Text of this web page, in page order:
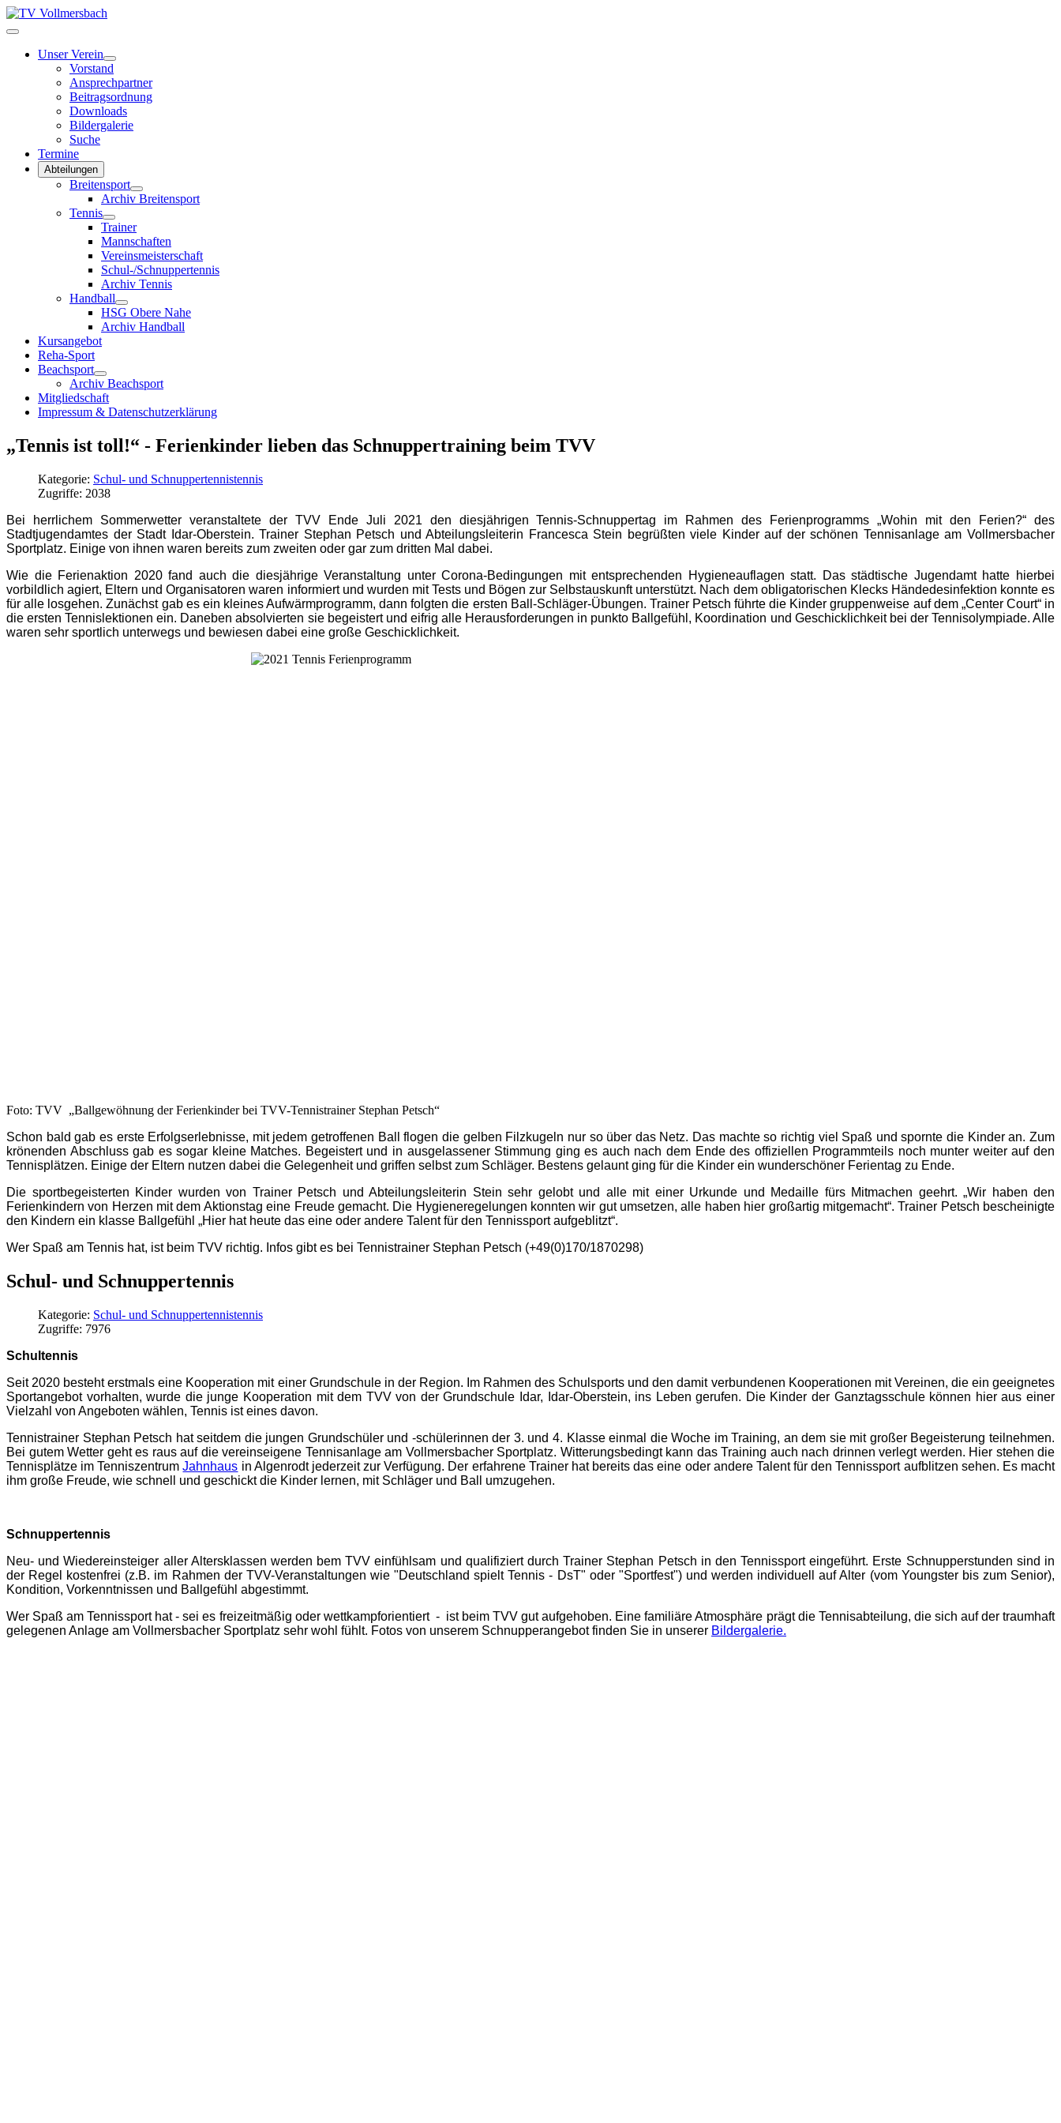
Unser Verein
Vorstand
Ansprechpartner
Beitragsordnung
Downloads
Bildergalerie
Suche
Termine
Abteilungen
Breitensport
Archiv Breitensport
Tennis
Trainer
Mannschaften
Vereinsmeisterschaft
Schul-/Schnuppertennis
Archiv Tennis
Handball
HSG Obere Nahe
Archiv Handball
Kursangebot
Reha-Sport
Beachsport
Archiv Beachsport
Mitgliedschaft
Impressum & Datenschutzerklärung
„Tennis ist toll!“ - Ferienkinder lieben das Schnuppertraining beim TVV
Kategorie: Schul- und Schnuppertennistennis
Zugriffe: 2038
Bei herrlichem Sommerwetter veranstaltete der TVV Ende Juli 2021 den diesjährigen Tennis-Schnuppertag im Rahmen des Ferienprogramms „Wohin mit den Ferien?“ des
Stadtjugendamtes der Stadt Idar-Oberstein. Trainer Stephan Petsch und Abteilungsleiterin Francesca Stein begrüßten viele Kinder auf der schönen Tennisanlage am Vollmersbacher
Sportplatz. Einige von ihnen waren bereits zum zweiten oder gar zum dritten Mal dabei.
Wie die Ferienaktion 2020 fand auch die diesjährige Veranstaltung unter Corona-Bedingungen mit entsprechenden Hygieneauflagen statt. Das städtische Jugendamt hatte hierbei
vorbildlich agiert, Eltern und Organisatoren waren informiert und wurden mit Tests und Bögen zur Selbstauskunft unterstützt. Nach dem obligatorischen Klecks Händedesinfektion konnte es
für alle losgehen. Zunächst gab es ein kleines Aufwärmprogramm, dann folgten die ersten Ball-Schläger-Übungen. Trainer Petsch führte die Kinder gruppenweise auf dem „Center Court“ in
die ersten Tennislektionen ein. Daneben absolvierten sie begeistert und eifrig alle Herausforderungen in punkto Ballgefühl, Koordination und Geschicklichkeit bei der Tennisolympiade. Alle
waren sehr sportlich unterwegs und bewiesen dabei eine große Geschicklichkeit.
Foto: TVV „Ballgewöhnung der Ferienkinder bei TVV-Tennistrainer Stephan Petsch“
Schon bald gab es erste Erfolgserlebnisse, mit jedem getroffenen Ball flogen die gelben Filzkugeln nur so über das Netz. Das machte so richtig viel Spaß und spornte die Kinder an. Zum
krönenden Abschluss gab es sogar kleine Matches. Begeistert und in ausgelassener Stimmung ging es auch nach dem Ende des offiziellen Programmteils noch munter weiter auf den
Tennisplätzen. Einige der Eltern nutzen dabei die Gelegenheit und griffen selbst zum Schläger. Bestens gelaunt ging für die Kinder ein wunderschöner Ferientag zu Ende.
Die sportbegeisterten Kinder wurden von Trainer Petsch und Abteilungsleiterin Stein sehr gelobt und alle mit einer Urkunde und Medaille fürs Mitmachen geehrt. „Wir haben den
Ferienkindern von Herzen mit dem Aktionstag eine Freude gemacht. Die Hygieneregelungen konnten wir gut umsetzen, alle haben hier großartig mitgemacht“. Trainer Petsch bescheinigte
den Kindern ein klasse Ballgefühl „Hier hat heute das eine oder andere Talent für den Tennissport aufgeblitzt“.
Wer Spaß am Tennis hat, ist beim TVV richtig. Infos gibt es bei Tennistrainer Stephan Petsch (+49(0)170/1870298)
Schul- und Schnuppertennis
Kategorie: Schul- und Schnuppertennistennis
Zugriffe: 7976
Schultennis
Seit 2020 besteht erstmals eine Kooperation mit einer Grundschule in der Region. Im Rahmen des Schulsports und den damit verbundenen Kooperationen mit Vereinen, die ein geeignetes
Sportangebot vorhalten, wurde die junge Kooperation mit dem TVV von der Grundschule Idar, Idar-Oberstein, ins Leben gerufen. Die Kinder der Ganztagsschule können hier aus einer
Vielzahl von Angeboten wählen, Tennis ist eines davon.
Tennistrainer Stephan Petsch hat seitdem die jungen Grundschüler und -schülerinnen der 3. und 4. Klasse einmal die Woche im Training, an dem sie mit großer Begeisterung teilnehmen.
Bei gutem Wetter geht es raus auf die vereinseigene Tennisanlage am Vollmersbacher Sportplatz. Witterungsbedingt kann das Training auch nach drinnen verlegt werden. Hier stehen die
Tennisplätze im TenniszentrumJahnhaus in Algenrodt jederzeit zur Verfügung. Der erfahrene Trainer hat bereits das eine oder andere Talent für den Tennissport aufblitzen sehen. Es macht
ihm große Freude, wie schnell und geschickt die Kinder lernen, mit Schläger und Ball umzugehen.
Schnuppertennis
Neu- und Wiedereinsteiger aller Altersklassen werden bem TVV einfühlsam und qualifiziert durch Trainer Stephan Petsch in den Tennissport eingeführt. Erste Schnupperstunden sind in
der Regel kostenfrei (z.B. im Rahmen der TVV-Veranstaltungen wie "Deutschland spielt Tennis - DsT" oder "Sportfest") und werden individuell auf Alter (vom Youngster bis zum Senior),
Kondition, Vorkenntnissen und Ballgefühl abgestimmt.
Wer Spaß am Tennissport hat - sei es freizeitmäßig oder wettkampforientiert - ist beim TVV gut aufgehoben. Eine familiäre Atmosphäre prägt die Tennisabteilung, die sich auf der traumhaft
gelegenen Anlage am Vollmersbacher Sportplatz sehr wohl fühlt. Fotos von unserem Schnupperangebot finden Sie in unserer Bildergalerie.